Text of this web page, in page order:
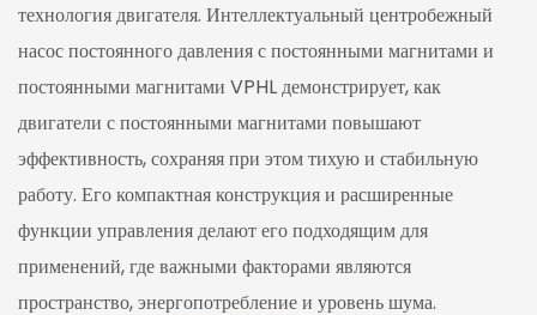
технология двигателя. Интеллектуальный центробежный
насос постоянного давления с постоянными магнитами и
постоянными магнитами VPHL демонстрирует, как
двигатели с постоянными магнитами повышают
эффективность, сохраняя при этом тихую и стабильную
работу. Его компактная конструкция и расширенные
функции управления делают его подходящим для
применений, где важными факторами являются
пространство, энергопотребление и уровень шума.